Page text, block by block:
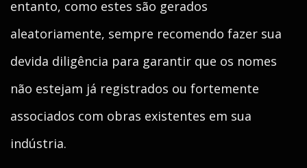
entanto, como estes são gerados
aleatoriamente, sempre recomendo fazer sua
devida diligência para garantir que os nomes
não estejam já registrados ou fortemente
associados com obras existentes em sua
indústria.